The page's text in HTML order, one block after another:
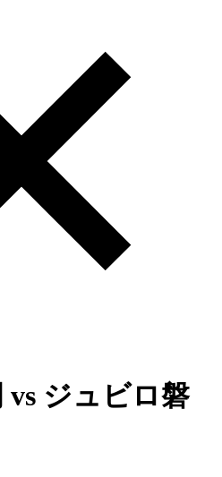
vs ジュビロ磐